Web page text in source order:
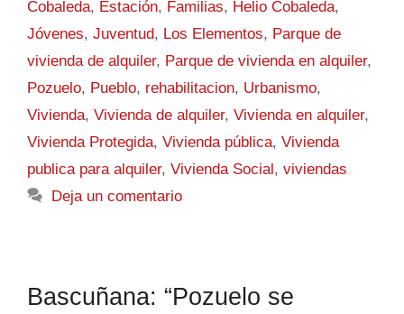
Cobaleda, Estación, Familias, Helio Cobaleda,
Jóvenes, Juventud, Los Elementos, Parque de
vivienda de alquiler, Parque de vivienda en alquiler,
Pozuelo, Pueblo, rehabilitacion, Urbanismo,
Vivienda, Vivienda de alquiler, Vivienda en alquiler,
Vivienda Protegida, Vivienda pública, Vivienda
publica para alquiler, Vivienda Social, viviendas
Deja un comentario
Bascuñana: “Pozuelo se